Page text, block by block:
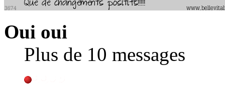
Oui oui
Plus de 10 messages